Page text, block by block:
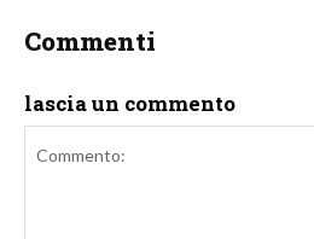
Commenti
lascia un commento